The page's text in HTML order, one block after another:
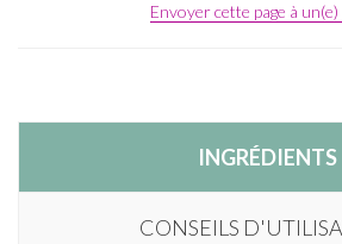
Envoyer cette page à un(e)
INGRÉDIENTS
CONSEILS